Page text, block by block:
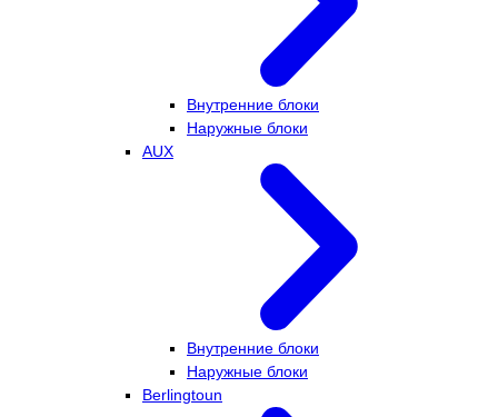
Внутренние блоки
Наружные блоки
AUX
Внутренние блоки
Наружные блоки
Berlingtoun